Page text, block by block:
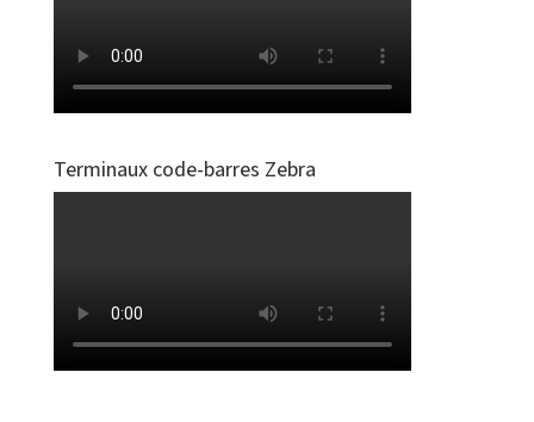
Terminaux code-barres Zebra